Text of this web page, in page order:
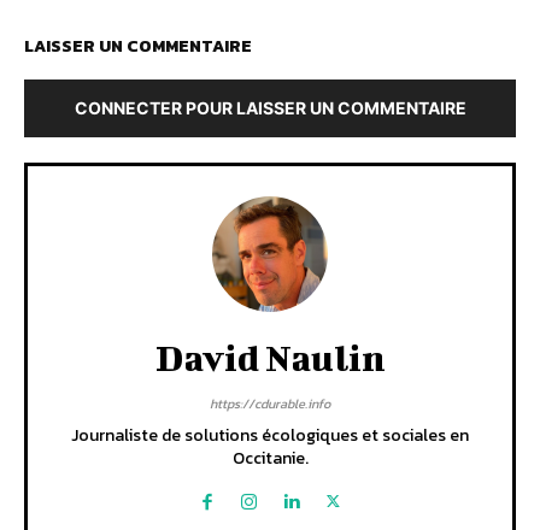
LAISSER UN COMMENTAIRE
CONNECTER POUR LAISSER UN COMMENTAIRE
David Naulin
https://cdurable.info
Journaliste de solutions écologiques et sociales en
Occitanie.